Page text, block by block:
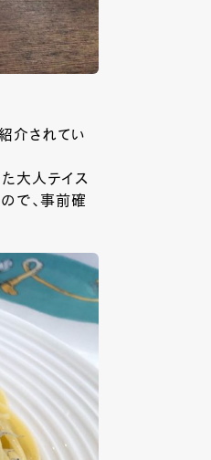
介されてい
た大人テイス
で、事前確